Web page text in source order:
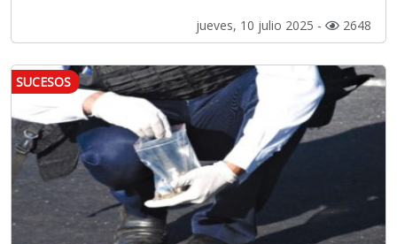
jueves, 10 julio 2025 - 2648
SUCESOS